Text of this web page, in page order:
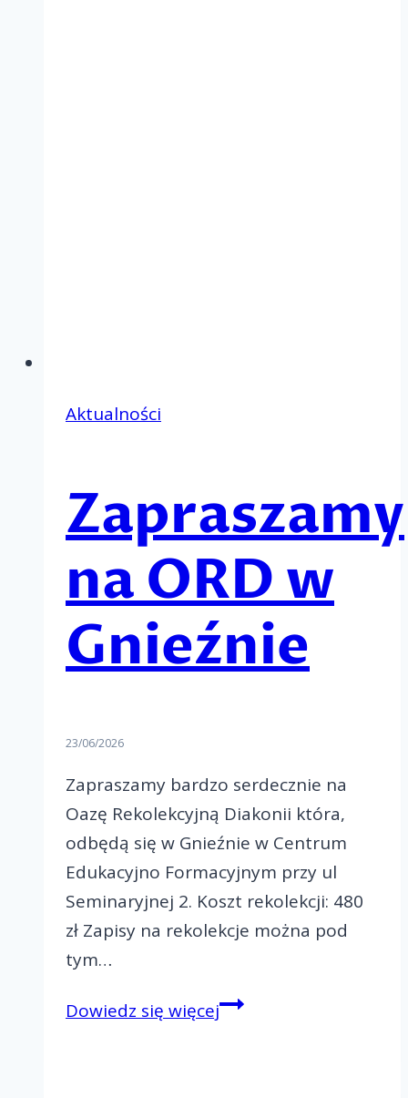
Aktualności
Zapraszamy
na ORD w
Gnieźnie
23/06/2026
Zapraszamy bardzo serdecznie na
Oazę Rekolekcyjną Diakonii która,
odbędą się w Gnieźnie w Centrum
Edukacyjno Formacyjnym przy ul
Seminaryjnej 2. Koszt rekolekcji: 480
zł Zapisy na rekolekcje można pod
tym…
Dowiedz się więcejZapraszamy